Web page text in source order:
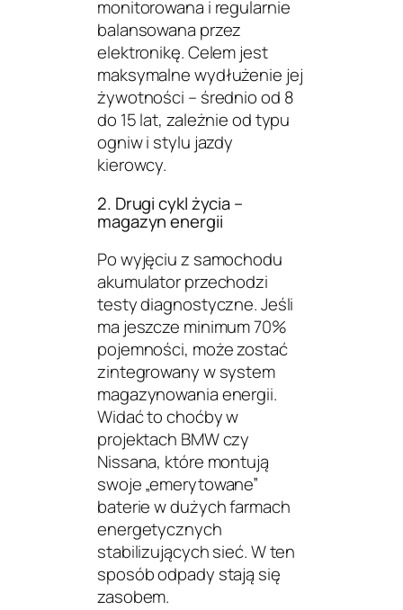
monitorowana i regularnie
balansowana przez
elektronikę. Celem jest
maksymalne wydłużenie jej
żywotności – średnio od 8
do 15 lat, zależnie od typu
ogniw i stylu jazdy
kierowcy.
2. Drugi cykl życia –
magazyn energii
Po wyjęciu z samochodu
akumulator przechodzi
testy diagnostyczne. Jeśli
ma jeszcze minimum 70%
pojemności, może zostać
zintegrowany w system
magazynowania energii.
Widać to choćby w
projektach BMW czy
Nissana, które montują
swoje „emerytowane”
baterie w dużych farmach
energetycznych
stabilizujących sieć. W ten
sposób odpady stają się
zasobem.